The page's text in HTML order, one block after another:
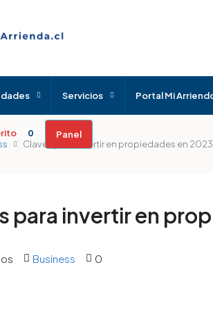
Servicios Portal Mi
0
Panel
Claves para invertir en propiedades en 2023
para invertir en
Business 0